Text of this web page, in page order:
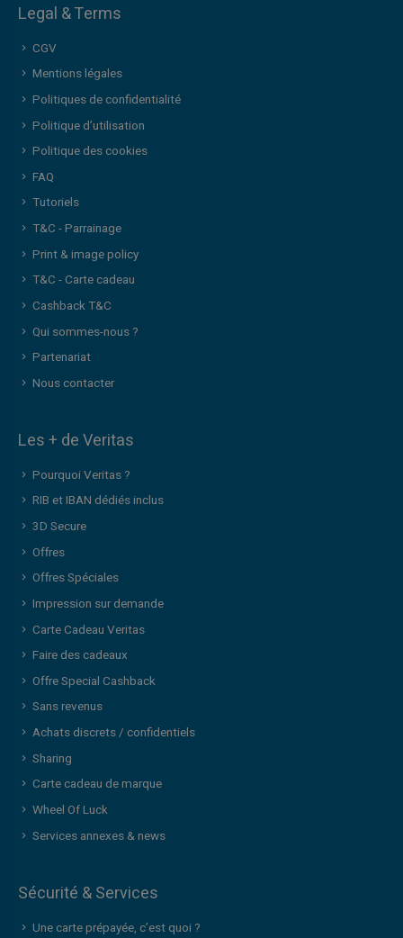
Legal & Terms
CGV
Mentions légales
Politiques de confidentialité
Politique d’utilisation
Politique des cookies
FAQ
Tutoriels
T&C - Parrainage
Print & image policy
T&C - Carte cadeau
Cashback T&C
Qui sommes-nous ?
Partenariat
Nous contacter
Les + de Veritas
Pourquoi Veritas ?
RIB et IBAN dédiés inclus
3D Secure
Offres
Offres Spéciales
Impression sur demande
Carte Cadeau Veritas
Faire des cadeaux
Offre Special Cashback
Sans revenus
Achats discrets / confidentiels
Sharing
Carte cadeau de marque
Wheel Of Luck
Services annexes & news
Sécurité & Services
Une carte prépayée, c’est quoi ?